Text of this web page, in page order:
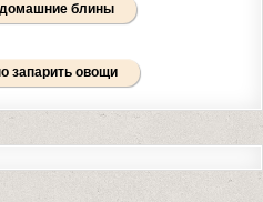
блины
запарить овощи